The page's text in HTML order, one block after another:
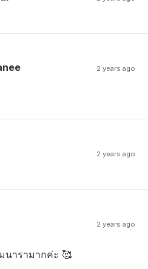
2 years ago
2 years ago
2 years ago
นารามากค่ะ 🥰